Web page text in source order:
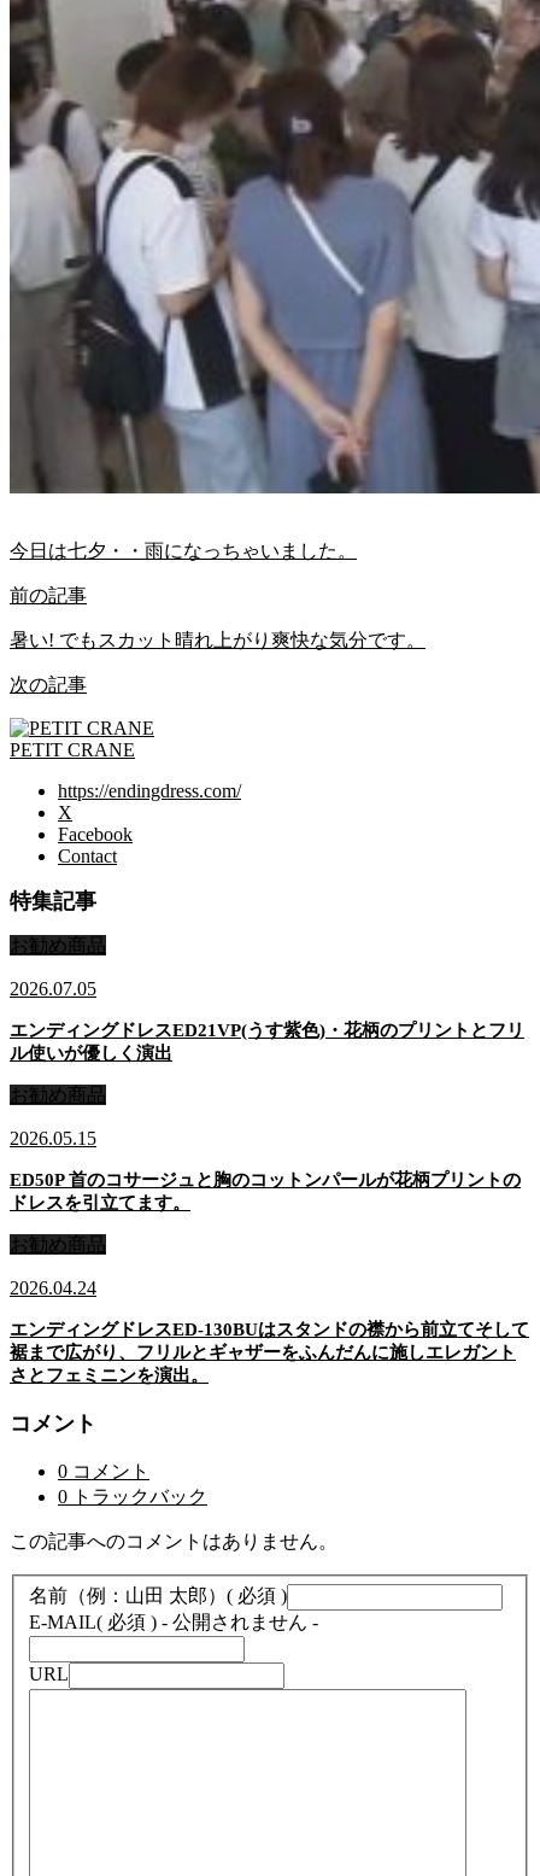
今日は七夕・・雨になっちゃいました。
前の記事
暑い! でもスカット晴れ上がり爽快な気分です。
次の記事
PETIT CRANE
https://endingdress.com/
X
Facebook
Contact
特集記事
お勧め商品
2026.07.05
エンディングドレスED21VP(うす紫色)・花柄のプリントとフリ
ル使いが優しく演出
お勧め商品
2026.05.15
ED50P 首のコサージュと胸のコットンパールが花柄プリントの
ドレスを引立てます。
お勧め商品
2026.04.24
エンディングドレスED-130BUはスタンドの襟から前立てそして
裾まで広がり、フリルとギャザーをふんだんに施しエレガント
さとフェミニンを演出。
コメント
0 コメント
0 トラックバック
この記事へのコメントはありません。
名前（例：山田 太郎） ( 必須 )
E-MAIL( 必須 ) - 公開されません -
URL